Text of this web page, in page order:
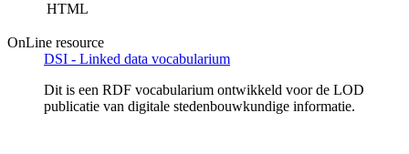
HTML
OnLine resource
DSI - Linked data vocabularium
Dit is een RDF vocabularium ontwikkeld voor de LOD
publicatie van digitale stedenbouwkundige informatie.